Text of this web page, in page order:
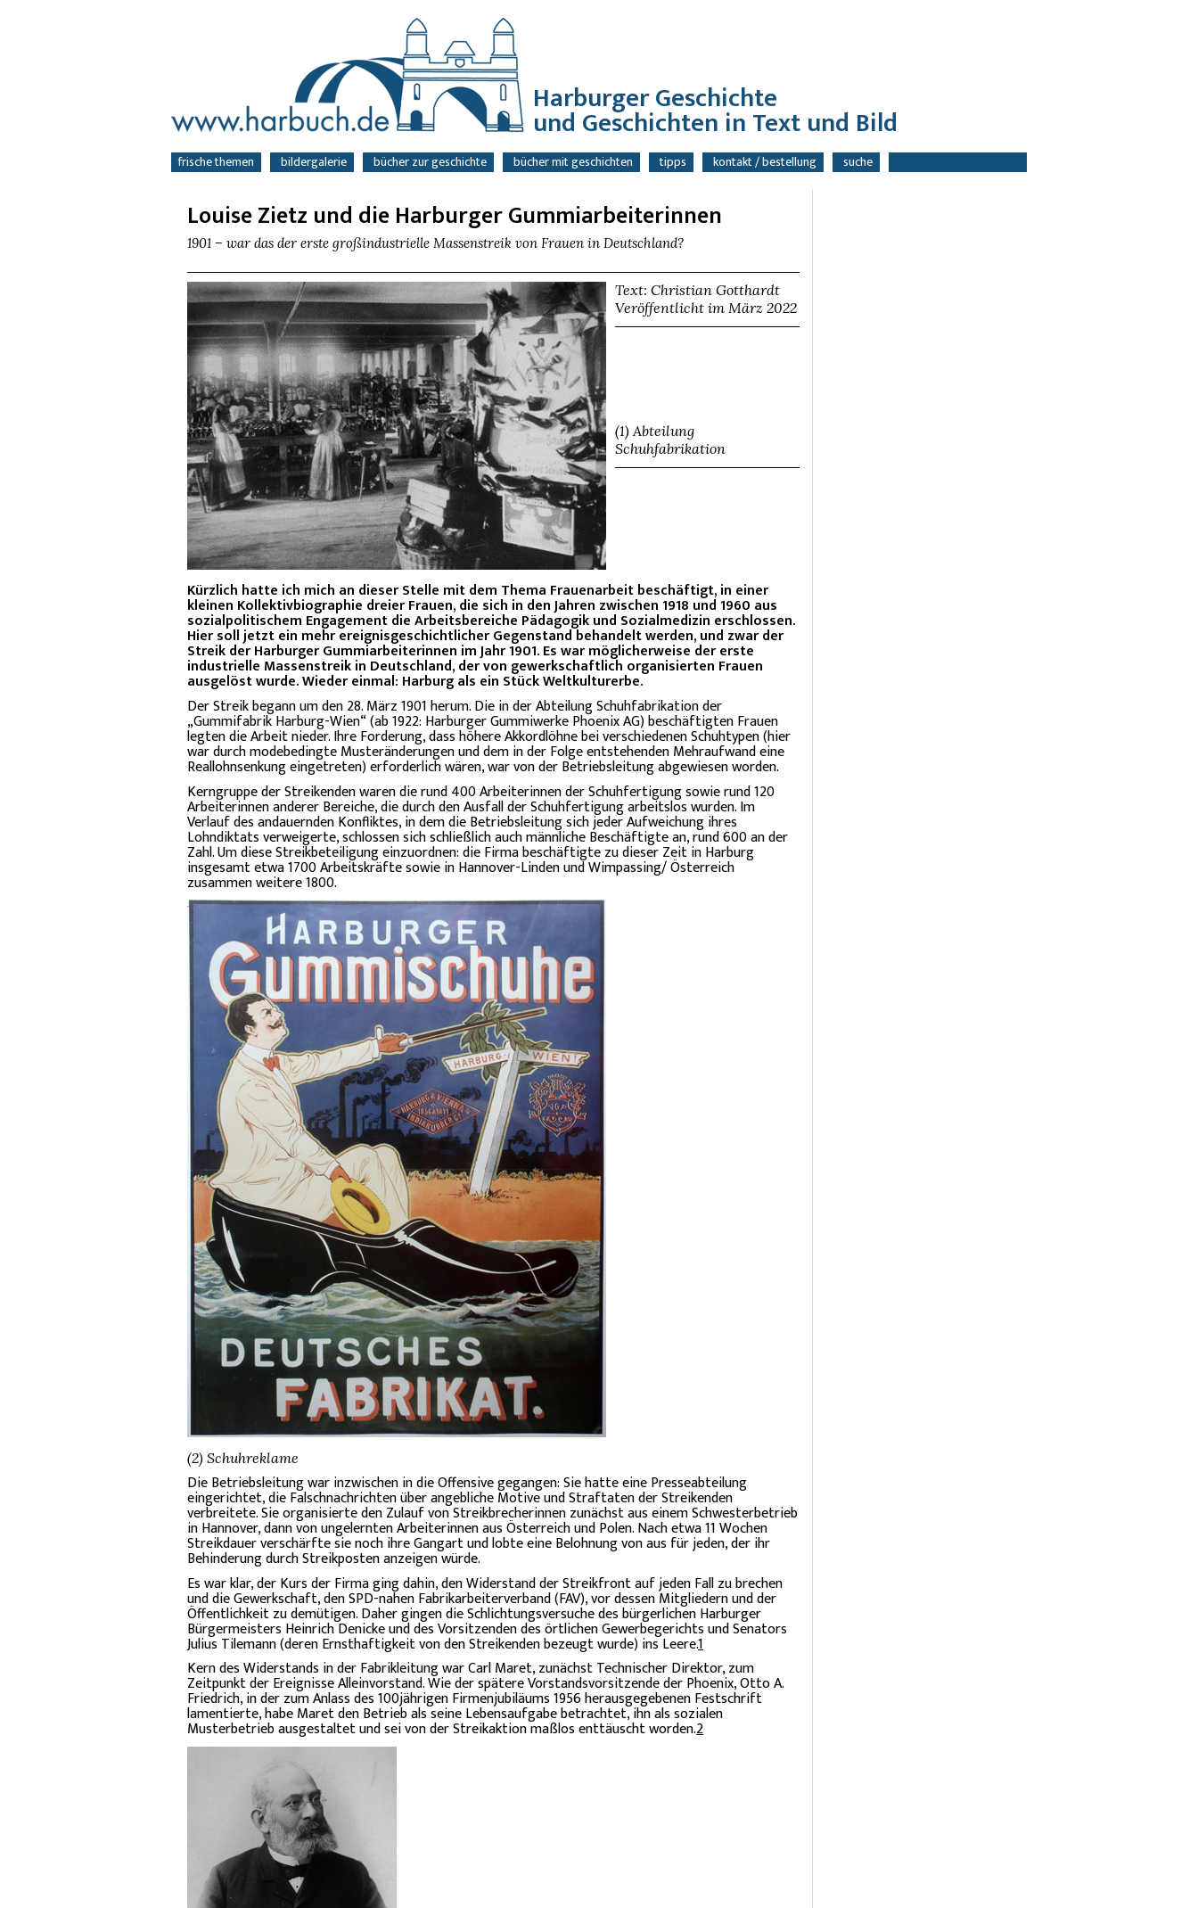
Harburger Geschichte
und Geschichten in Text und Bild
navigation
überspringen
frische themen bildergalerie bücher zur geschichte bücher mit geschichten tipps kontakt / bestellung suche
Louise Zietz und die Harburger Gummiarbeiterinnen
1901 – war das der erste großindustrielle Massenstreik von Frauen in Deutschland?
Text: Christian Gotthardt
Veröffentlicht im März 2022
(1) Abteilung
Schuhfabrikation
Kürzlich hatte ich mich an dieser Stelle mit dem Thema Frauenarbeit beschäftigt, in einer
kleinen Kollektivbiographie dreier Frauen, die sich in den Jahren zwischen 1918 und 1960 aus
sozialpolitischem Engagement die Arbeitsbereiche Pädagogik und Sozialmedizin erschlossen.
Hier soll jetzt ein mehr ereignisgeschichtlicher Gegenstand behandelt werden, und zwar der
Streik der Harburger Gummiarbeiterinnen im Jahr 1901. Es war möglicherweise der erste
industrielle Massenstreik in Deutschland, der von gewerkschaftlich organisierten Frauen
ausgelöst wurde. Wieder einmal: Harburg als ein Stück Weltkulturerbe.
Der Streik begann um den 28. März 1901 herum. Die in der Abteilung Schuhfabrikation der
„Gummifabrik Harburg-Wien“ (ab 1922: Harburger Gummiwerke Phoenix AG) beschäftigten Frauen
legten die Arbeit nieder. Ihre Forderung, dass höhere Akkordlöhne bei verschiedenen Schuhtypen (hier
war durch modebedingte Musteränderungen und dem in der Folge entstehenden Mehraufwand eine
Reallohnsenkung eingetreten) erforderlich wären, war von der Betriebsleitung abgewiesen worden.
Kerngruppe der Streikenden waren die rund 400 Arbeiterinnen der Schuhfertigung sowie rund 120
Arbeiterinnen anderer Bereiche, die durch den Ausfall der Schuhfertigung arbeitslos wurden. Im
Verlauf des andauernden Konfliktes, in dem die Betriebsleitung sich jeder Aufweichung ihres
Lohndiktats verweigerte, schlossen sich schließlich auch männliche Beschäftigte an, rund 600 an der
Zahl. Um diese Streikbeteiligung einzuordnen: die Firma beschäftigte zu dieser Zeit in Harburg
insgesamt etwa 1700 Arbeitskräfte sowie in Hannover-Linden und Wimpassing/ Österreich
zusammen weitere 1800.
(2) Schuhreklame
Die Betriebsleitung war inzwischen in die Offensive gegangen: Sie hatte eine Presseabteilung
eingerichtet, die Falschnachrichten über angebliche Motive und Straftaten der Streikenden
verbreitete. Sie organisierte den Zulauf von Streikbrecherinnen zunächst aus einem Schwesterbetrieb
in Hannover, dann von ungelernten Arbeiterinnen aus Österreich und Polen. Nach etwa 11 Wochen
Streikdauer verschärfte sie noch ihre Gangart und lobte eine Belohnung von aus für jeden, der ihr
Behinderung durch Streikposten anzeigen würde.
Es war klar, der Kurs der Firma ging dahin, den Widerstand der Streikfront auf jeden Fall zu brechen
und die Gewerkschaft, den SPD-nahen Fabrikarbeiterverband (FAV), vor dessen Mitgliedern und der
Öffentlichkeit zu demütigen. Daher gingen die Schlichtungsversuche des bürgerlichen Harburger
Bürgermeisters Heinrich Denicke und des Vorsitzenden des örtlichen Gewerbegerichts und Senators
Julius Tilemann (deren Ernsthaftigkeit von den Streikenden bezeugt wurde) ins Leere.1
Kern des Widerstands in der Fabrikleitung war Carl Maret, zunächst Technischer Direktor, zum
Zeitpunkt der Ereignisse Alleinvorstand. Wie der spätere Vorstandsvorsitzende der Phoenix, Otto A.
Friedrich, in der zum Anlass des 100jährigen Firmenjubiläums 1956 herausgegebenen Festschrift
lamentierte, habe Maret den Betrieb als seine Lebensaufgabe betrachtet, ihn als sozialen
Musterbetrieb ausgestaltet und sei von der Streikaktion maßlos enttäuscht worden.2